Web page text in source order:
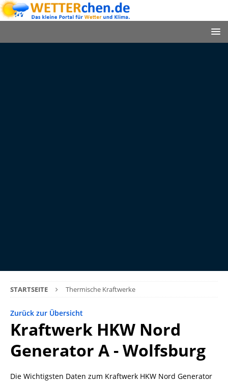
STARTSEITE Thermische Kraftwerke
Zurück zur Übersicht
Kraftwerk HKW Nord
Generator A - Wolfsburg
Die Wichtigsten Daten zum Kraftwerk HKW Nord Generator